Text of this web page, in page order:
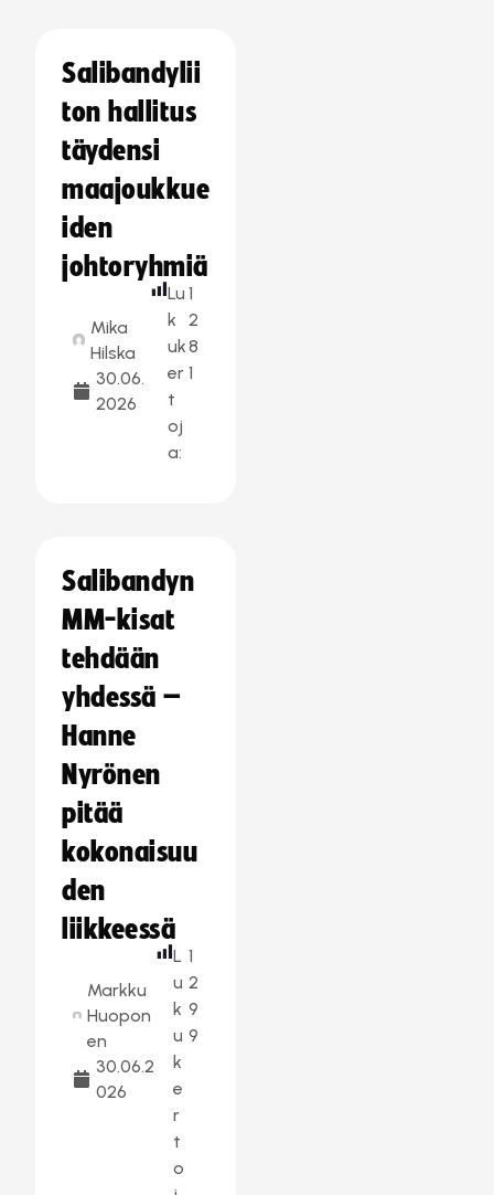
Salibandylii
ton hallitus
täydensi
maajoukkue
iden
johtoryhmiä
Mika
Hilska
30.06.
2026
Lu
k
uk
er
t
oj
a:
1
2
8
1
Salibandyn
MM-kisat
tehdään
yhdessä –
Hanne
Nyrönen
pitää
kokonaisuu
den
liikkeessä
Markku
Huopon
en
30.06.2
026
L
u
k
u
k
e
r
t
o
1
2
9
9